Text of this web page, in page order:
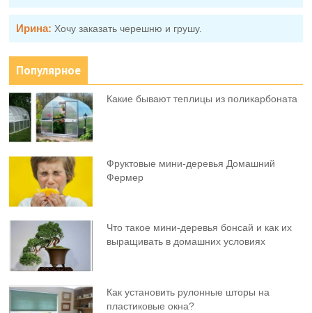
Ирина: Хочу заказать черешню и грушу.
Популярное
Какие бывают теплицы из поликарбоната
Фруктовыe мини-деревья Домашний
Фермер
Что такое мини-деревья бонсай и как их
выращивать в домашних условиях
Как установить рулонные шторы на
пластиковые окна?